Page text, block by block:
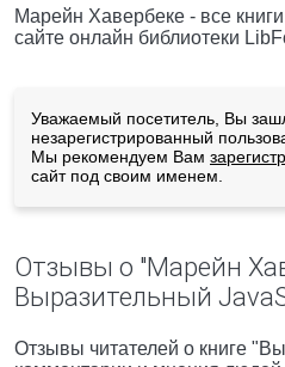
Марейн Хавербеке - все
сайте онлайн библиотеки
Уважаемый посетитель, Вы
незарегистрированный
Мы рекомендуем Вам
сайт под своим именем.
Отзывы о "Марейн
Выразительный
Отзывы читателей о книге